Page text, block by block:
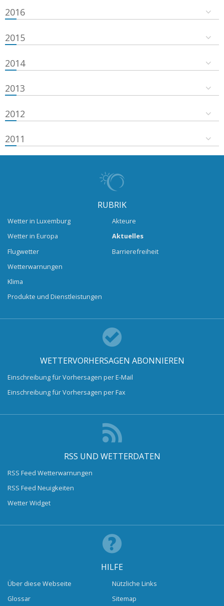
2016
2015
2014
2013
2012
2011
RUBRIK
Wetter in Luxemburg
Wetter in Europa
Flugwetter
Wetterwarnungen
Klima
Produkte und Dienstleistungen
Akteure
Aktuelles
Barrierefreiheit
WETTERVORHERSAGEN ABONNIEREN
Einschreibung für Vorhersagen per E-Mail
Einschreibung für Vorhersagen per Fax
RSS UND WETTERDATEN
RSS Feed Wetterwarnungen
RSS Feed Neuigkeiten
Wetter Widget
HILFE
Über diese Webseite
Glossar
Nützliche Links
Sitemap